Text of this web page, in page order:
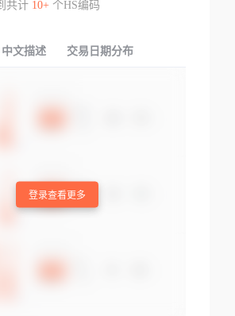
共计 10+个HS编码
中文描述 交易日期分布
登录查看更多